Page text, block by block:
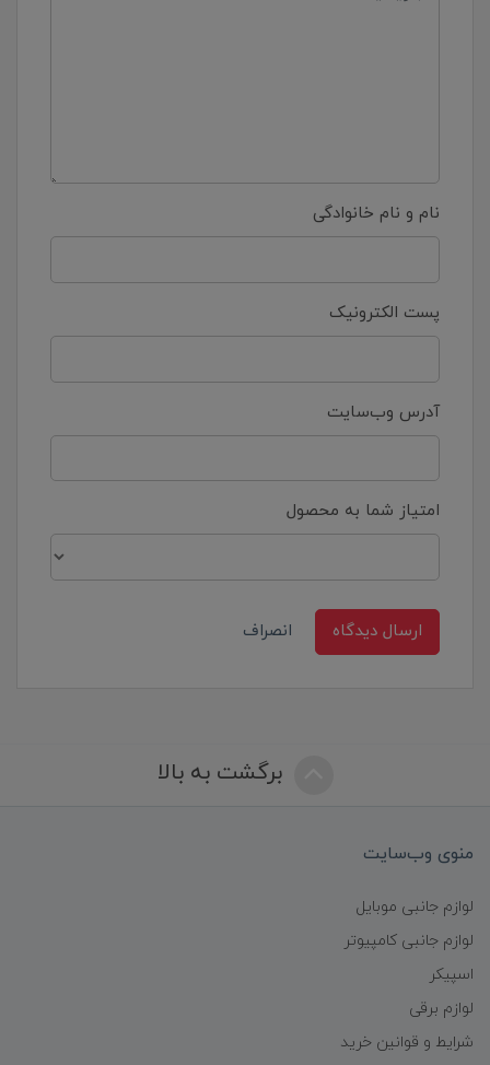
نام و نام خانوادگی
پست الکترونیک
آدرس وب‌سایت
امتیاز شما به محصول
ارسال دیدگاه انصراف
برگشت به بالا
منوی وب‌سایت
لوازم جانبی موبایل
لوازم جانبی کامپیوتر
اسپیکر
لوازم برقی
شرایط و قوانین خرید